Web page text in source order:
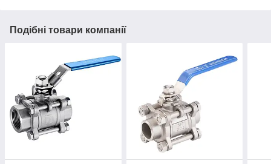
Подібні товари компанії